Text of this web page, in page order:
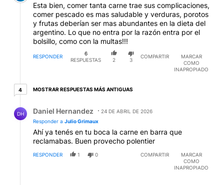
Esta bien, comer tanta carne trae sus complicaciones,
comer pescado es mas saludable y verduras, porotos
y frutas deberían ser mas abundantes en la dieta del
argentino. Lo que no entra por la razón entra por el
bolsillo, como con la multas!!!
RESPONDER
6
RESPUESTAS
2 3
COMPARTIR
MARCAR
COMO
INAPROPIADO
44 respuestas más antiguas
MOSTRAR RESPUESTAS MÁS ANTIGUAS
DH Daniel Hernandez
24 DE ABRIL DE 2026
Responder a Julio Grimaux
Ahí ya tenés en tu boca la carne en barra que
reclamabas. Buen provecho polentier
RESPONDER 1 0 COMPARTIR
MARCAR
COMO
INAPROPIADO